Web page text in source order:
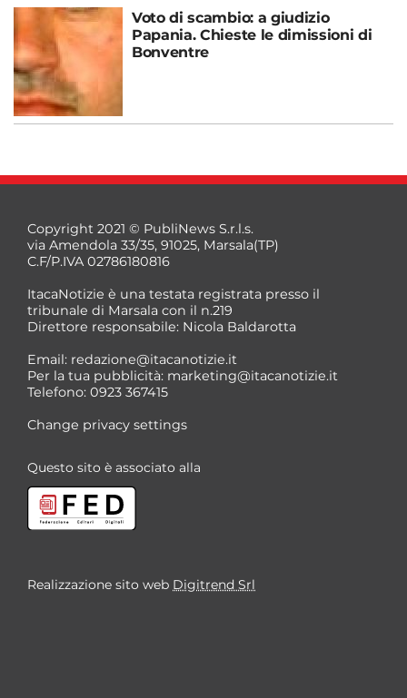
Voto di scambio: a giudizio
Papania. Chieste le dimissioni di
Bonventre
Copyright 2021 © PubliNews S.r.l.s.
via Amendola 33/35, 91025, Marsala(TP)
C.F/P.IVA 02786180816
ItacaNotizie è una testata registrata presso il
tribunale di Marsala con il n.219
Direttore responsabile: Nicola Baldarotta
Email: redazione@itacanotizie.it
Per la tua pubblicità: marketing@itacanotizie.it
Telefono: 0923 367415
Change privacy settings
Questo sito è associato alla
Realizzazione sito web Digitrend Srl